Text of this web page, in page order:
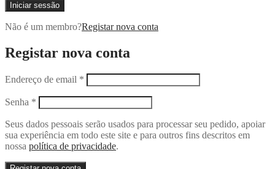
Iniciar sessão
Não é um membro?Registar nova conta
Registar nova conta
Endereço de email *
Senha *
Seus dados pessoais serão usados ​​para processar seu pedido, apoiar
sua experiência em todo este site e para outros fins descritos em
nossa política de privacidade.